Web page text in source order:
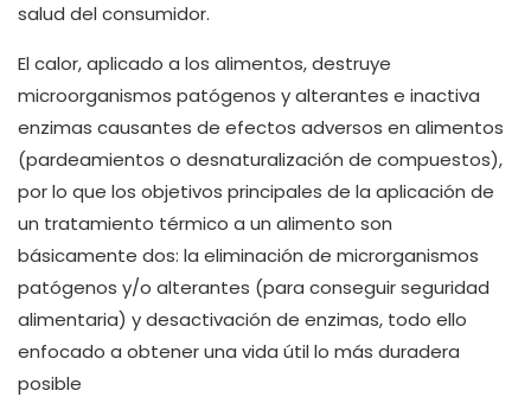
salud del consumidor.
El calor, aplicado a los alimentos, destruye
microorganismos patógenos y alterantes e inactiva
enzimas causantes de efectos adversos en alimentos
(pardeamientos o desnaturalización de compuestos),
por lo que los objetivos principales de la aplicación de
un tratamiento térmico a un alimento son
básicamente dos: la eliminación de microrganismos
patógenos y/o alterantes (para conseguir seguridad
alimentaria) y desactivación de enzimas, todo ello
enfocado a obtener una vida útil lo más duradera
posible